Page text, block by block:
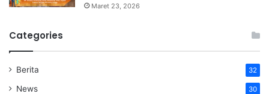
Maret 23, 2026
Categories
Berita 32
News 30